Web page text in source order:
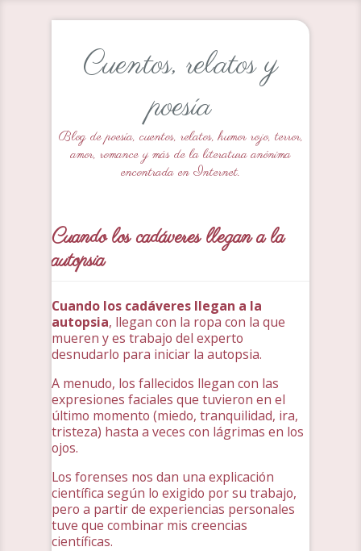
Cuentos, relatos y
poesía
Blog de poesía, cuentos, relatos, humor rojo, terror,
amor, romance y más de la literatura anónima
encontrada en Internet.
Cuando los cadáveres llegan a la
autopsia
Cuando los cadáveres llegan a la
autopsia, llegan con la ropa con la que
mueren y es trabajo del experto
desnudarlo para iniciar la autopsia.
A menudo, los fallecidos llegan con las
expresiones faciales que tuvieron en el
último momento (miedo, tranquilidad, ira,
tristeza) hasta a veces con lágrimas en los
ojos.
Los forenses nos dan una explicación
científica según lo exigido por su trabajo,
pero a partir de experiencias personales
tuve que combinar mis creencias
científicas.